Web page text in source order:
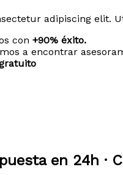
adipiscing elit.
con +90% éxito.
a encontrar
en 24h ·